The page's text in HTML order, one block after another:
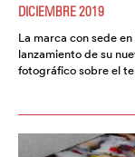
DICIEMBRE 2019
La marca con sede
lanzamiento de su
fotográfico sobre el